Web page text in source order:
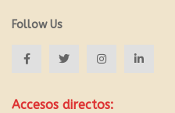
Follow Us
Accesos directos: